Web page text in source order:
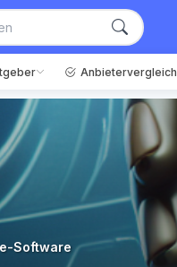
Anbietervergleich
Software